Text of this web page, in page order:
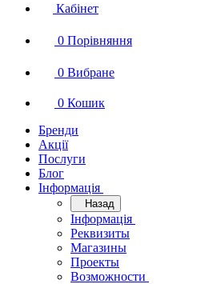
Кабінет
0 Порівняння
0 Вибране
0 Кошик
Бренди
Акції
Послуги
Блог
Інформація
Назад
Інформація
Реквизиты
Магазины
Проекты
Возможности